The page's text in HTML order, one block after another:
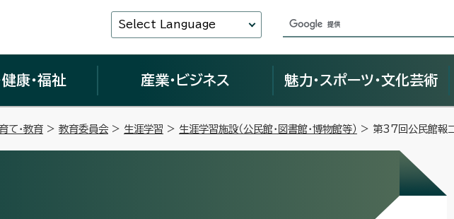
Select Language
康・福祉 産業・ビジネス 魅力・スポーツ・文化芸術
て・教育 > 教育委員会 > 生涯学習 > 生涯学習施設（公民館・図書館・博物館等） > 第37回公民館報